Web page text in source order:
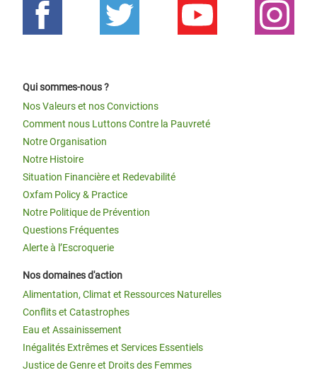
Qui sommes-nous ?
Nos Valeurs et nos Convictions
Comment nous Luttons Contre la Pauvreté
Notre Organisation
Notre Histoire
Situation Financière et Redevabilité
Oxfam Policy & Practice
Notre Politique de Prévention
Questions Fréquentes
Alerte à l’Escroquerie
Nos domaines d'action
Alimentation, Climat et Ressources Naturelles
Conflits et Catastrophes
Eau et Assainissement
Inégalités Extrêmes et Services Essentiels
Justice de Genre et Droits des Femmes